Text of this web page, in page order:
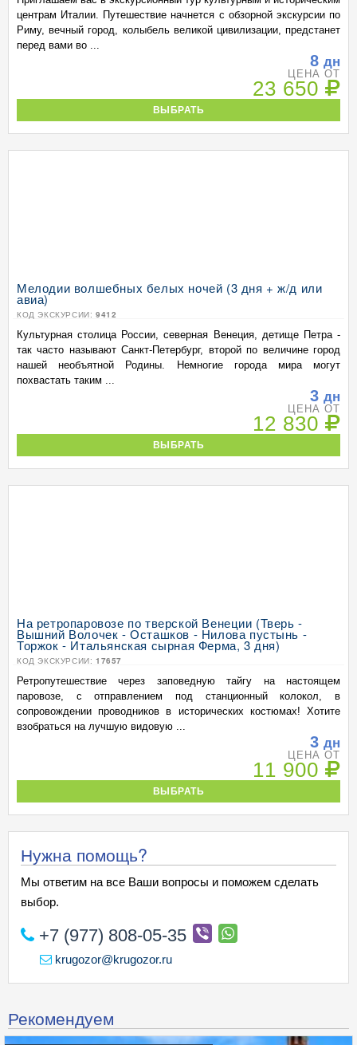
центрам Италии. Путешествие начнется с обзорной экскурсии по
Риму, вечный город, колыбель великой цивилизации, предстанет
перед вами во ...
8 дн
ЦЕНА ОТ
23 650
ВЫБРАТЬ
Мелодии волшебных белых ночей (3 дня + ж/д или
авиа)
КОД ЭКСКУРСИИ: 9412
Культурная столица России, северная Венеция, детище Петра -
так часто называют Санкт-Петербург, второй по величине город
нашей необъятной Родины. Немногие города мира могут
похвастать таким ...
3 дн
ЦЕНА ОТ
12 830
ВЫБРАТЬ
На ретропаровозе по тверской Венеции (Тверь -
Вышний Волочек - Осташков - Нилова пустынь -
Торжок - Итальянская сырная Ферма, 3 дня)
КОД ЭКСКУРСИИ: 17657
Ретропутешествие через заповедную тайгу на настоящем
паровозе, с отправлением под станционный колокол, в
сопровождении проводников в исторических костюмах! Хотите
взобраться на лучшую видовую ...
3 дн
ЦЕНА ОТ
11 900
ВЫБРАТЬ
Нужна помощь?
Мы ответим на все Ваши вопросы и поможем сделать
выбор.
+7 (977) 808-05-35
krugozor@krugozor.ru
Рекомендуем